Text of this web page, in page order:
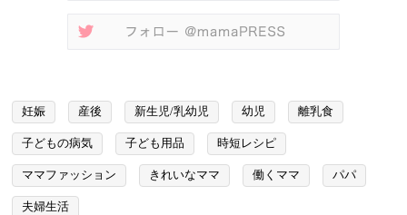
妊娠 産後 新生児/乳幼児 幼児 離乳食
子どもの病気 子ども用品 時短レシピ
ママファッション きれいなママ 働くママ パパ
夫婦生活